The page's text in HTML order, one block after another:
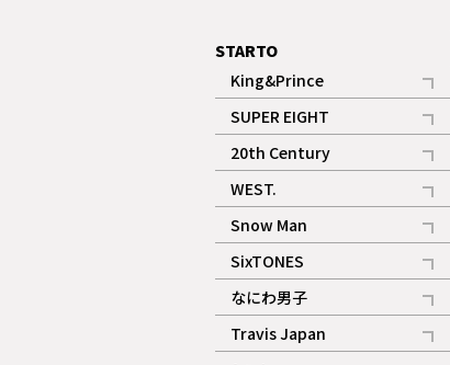
STARTO
King&Prince
記事
SUPER EIGHT
記事
20th Century
記事
WEST.
記事
Snow Man
記事
ギャラリー
SixTONES
記事
ギャラリー
なにわ男子
記事
Travis Japan
記事